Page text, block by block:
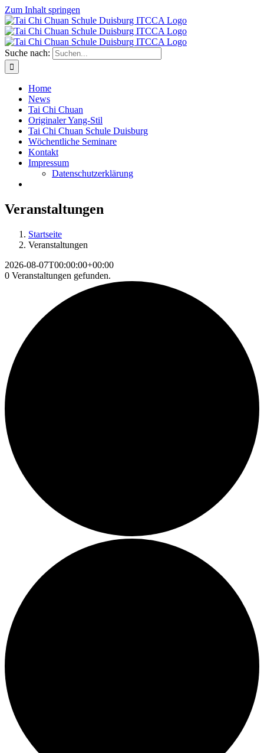
Zum Inhalt springen
Suche nach:
Home
News
Tai Chi Chuan
Originaler Yang-Stil
Tai Chi Chuan Schule Duisburg
Wöchentliche Seminare
Kontakt
Impressum
Datenschutzerklärung
Veranstaltungen
Startseite
Veranstaltungen
2026-08-07T00:00:00+00:00
0 Veranstaltungen gefunden.